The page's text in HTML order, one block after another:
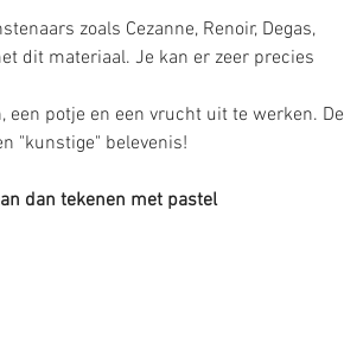
zoals Cezanne, Renoir, Degas,
dit materiaal. Je kan er zeer precies
potje en een vrucht uit te werken. De
"kunstige" belevenis!
dan tekenen met pastel